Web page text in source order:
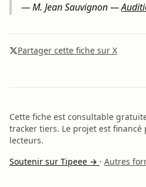
—M. Jean Sauvignon—
Partager cette fiche sur X
Cette fiche est consultable
tracker tiers. Le projet est financé
lecteurs.
Soutenir sur Tipeee → · Autres